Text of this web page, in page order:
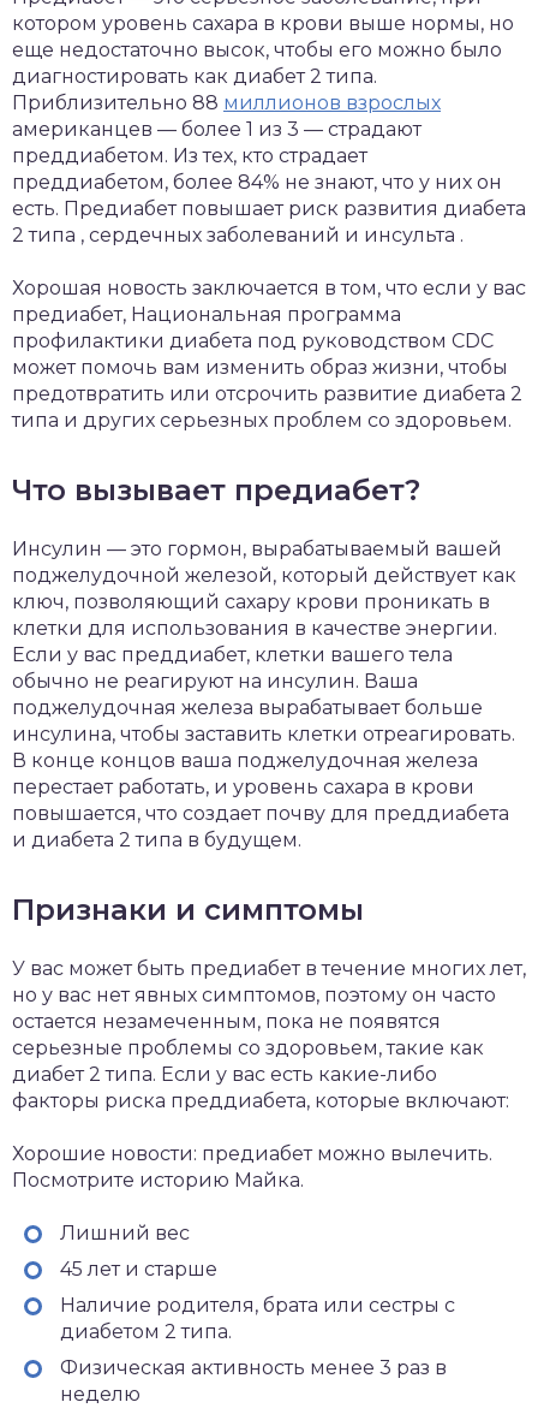
котором уровень сахара в крови выше нормы, но
еще недостаточно высок, чтобы его можно было
диагностировать как диабет 2 типа.
Приблизительно 88 миллионов взрослых
американцев — более 1 из 3 — страдают
преддиабетом. Из тех, кто страдает
преддиабетом, более 84% не знают, что у них он
есть. Предиабет повышает риск развития диабета
2 типа , сердечных заболеваний и инсульта .
Хорошая новость заключается в том, что если у вас
предиабет, Национальная программа
профилактики диабета под руководством CDC
может помочь вам изменить образ жизни, чтобы
предотвратить или отсрочить развитие диабета 2
типа и других серьезных проблем со здоровьем.
Что вызывает предиабет?
Инсулин — это гормон, вырабатываемый вашей
поджелудочной железой, который действует как
ключ, позволяющий сахару крови проникать в
клетки для использования в качестве энергии.
Если у вас преддиабет, клетки вашего тела
обычно не реагируют на инсулин. Ваша
поджелудочная железа вырабатывает больше
инсулина, чтобы заставить клетки отреагировать.
В конце концов ваша поджелудочная железа
перестает работать, и уровень сахара в крови
повышается, что создает почву для преддиабета
и диабета 2 типа в будущем.
Признаки и симптомы
У вас может быть предиабет в течение многих лет,
но у вас нет явных симптомов, поэтому он часто
остается незамеченным, пока не появятся
серьезные проблемы со здоровьем, такие как
диабет 2 типа. Если у вас есть какие-либо
факторы риска преддиабета, которые включают:
Хорошие новости: предиабет можно вылечить.
Посмотрите историю Майка.
Лишний вес
45 лет и старше
Наличие родителя, брата или сестры с
диабетом 2 типа.
Физическая активность менее 3 раз в
неделю